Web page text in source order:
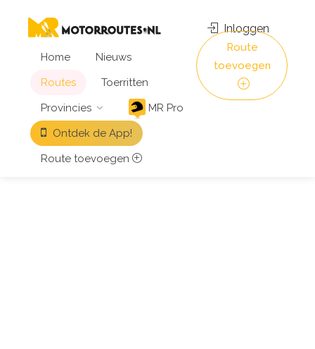
Home
Nieuws
Routes
Toerritten
Provincies
MR Pro
Ontdek de App!
Route toevoegen
Inloggen
Route
toevoegen